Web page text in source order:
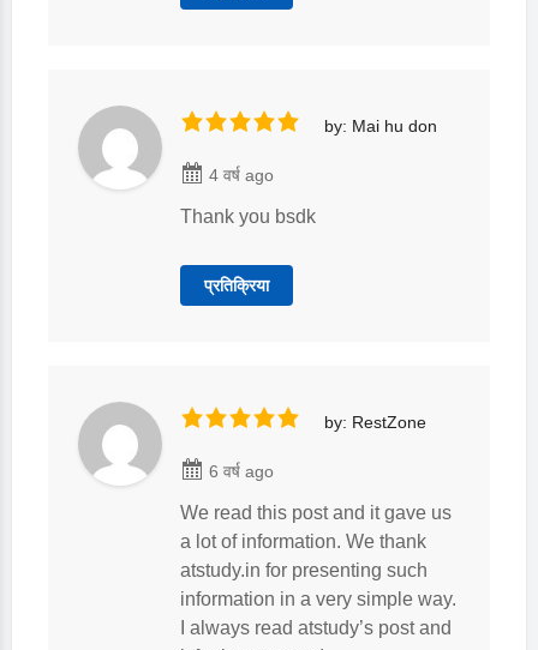
by: Mai hu don
4 वर्ष ago
Thank you bsdk
प्रतिक्रिया
by: RestZone
6 वर्ष ago
We read this post and it gave us
a lot of information. We thank
atstudy.in for presenting such
information in a very simple way.
I always read atstudy’s post and